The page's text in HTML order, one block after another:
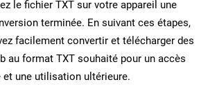
le fichier TXT sur votre appareil une
terminée. En suivant ces étapes,
facilement convertir et télécharger des
au format TXT souhaité pour un accès
et une utilisation ultérieure.